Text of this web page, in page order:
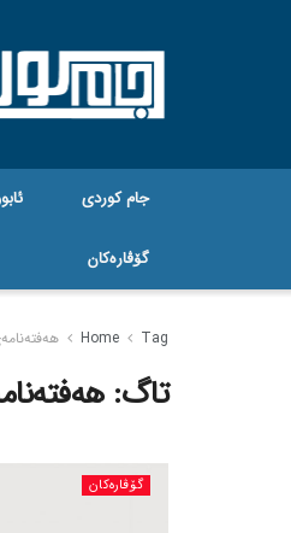
جام کوردی
گۆڤاره‌کان
Home Tag
تاگ:
گۆڤاره‌کان